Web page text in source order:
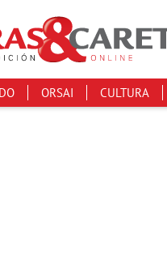
ORSAI CULTURA